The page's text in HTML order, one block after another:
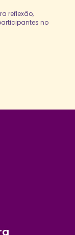
reflexão,
no